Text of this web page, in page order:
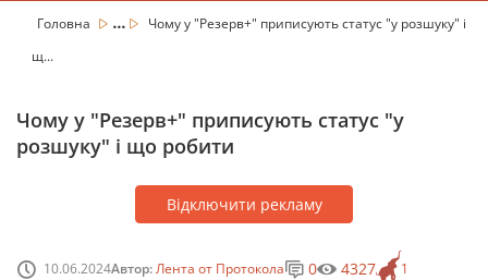
Головна ...
Чому у "Резерв+" приписують статус "у розшуку" і
щ...
Чому у "Резерв+" приписують статус "у
розшуку" і що робити
Відключити рекламу
10.06.2024Автор:Лента от Протокола 1
0 4327